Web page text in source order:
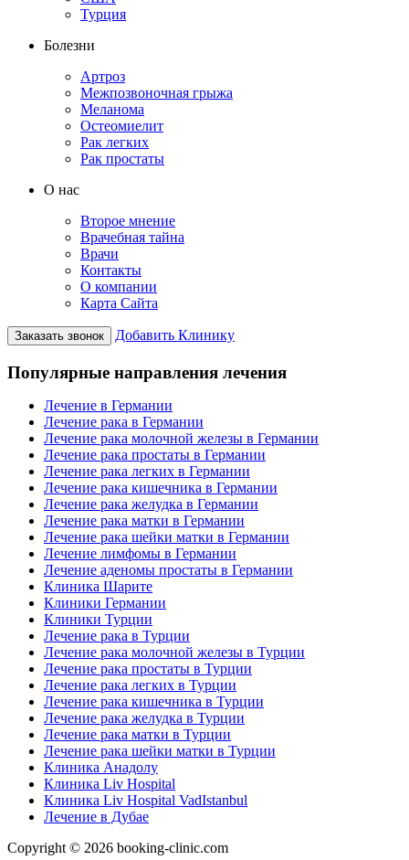
Турция
Болезни
Артроз
Межпозвоночная грыжа
Меланома
Остеомиелит
Рак легких
Рак простаты
О нас
Второе мнение
Врачебная тайна
Врачи
Контакты
О компании
Карта Сайта
Заказать звонок Добавить Клинику
Популярные направления лечения
Лечение в Германии
Лечение рака в Германии
Лечение рака молочной железы в Германии
Лечение рака простаты в Германии
Лечение рака легких в Германии
Лечение рака кишечника в Германии
Лечение рака желудка в Германии
Лечение рака матки в Германии
Лечение рака шейки матки в Германии
Лечение лимфомы в Германии
Лечение аденомы простаты в Германии
Клиника Шарите
Клиники Германии
Клиники Турции
Лечение рака в Турции
Лечение рака молочной железы в Турции
Лечение рака простаты в Турции
Лечение рака легких в Турции
Лечение рака кишечника в Турции
Лечение рака желудка в Турции
Лечение рака матки в Турции
Лечение рака шейки матки в Турции
Клиника Анадолу
Клиника Liv Hospital
Клиника Liv Hospital VadIstanbul
Лечение в Дубае
Copyright © 2026 booking-clinic.com